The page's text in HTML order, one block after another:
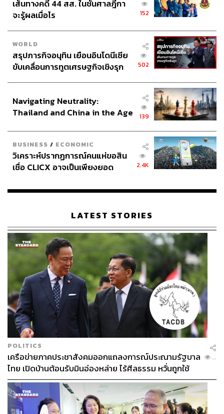
เส้นทางคดี 44 สส. ในชั้นศาลฎีกา
จะรู้ผลเมื่อไร
152
WORLD
สรุปภารกิจอนุทิน เยือนอินโดนีเซีย
ขับเคลื่อนการทูตเศรษฐกิจเชิงรุก
502
Navigating Neutrality:
Thailand and China in the Age
139
BUSINESS / ECONOMIC
วิเคราะห์ปรากฏการณ์คนแห่ขอสิน
เชื่อ CLICX อาจเป็นเพียงยอด
เรือนไทยที่ถูกซุกไว้
2.4K
LATEST STORIES
POLITICS
เครือข่ายภาคประชาสังคมออกแถลงการณ์ประณามรัฐบาล
ไทย เปิดบ้านต้อนรับมินอ่องหล่าย ไร้ศีลธรรม หวั่นถูกใช้
เป็นเครื่องมือกดขี่ชาวเมียนมา
...